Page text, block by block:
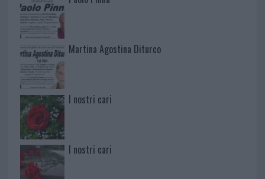
Martina Agostina Diturco
I nostri cari
I nostri cari